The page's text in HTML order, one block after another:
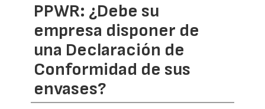
PPWR: ¿Debe su
empresa disponer de
una Declaración de
Conformidad de sus
envases?